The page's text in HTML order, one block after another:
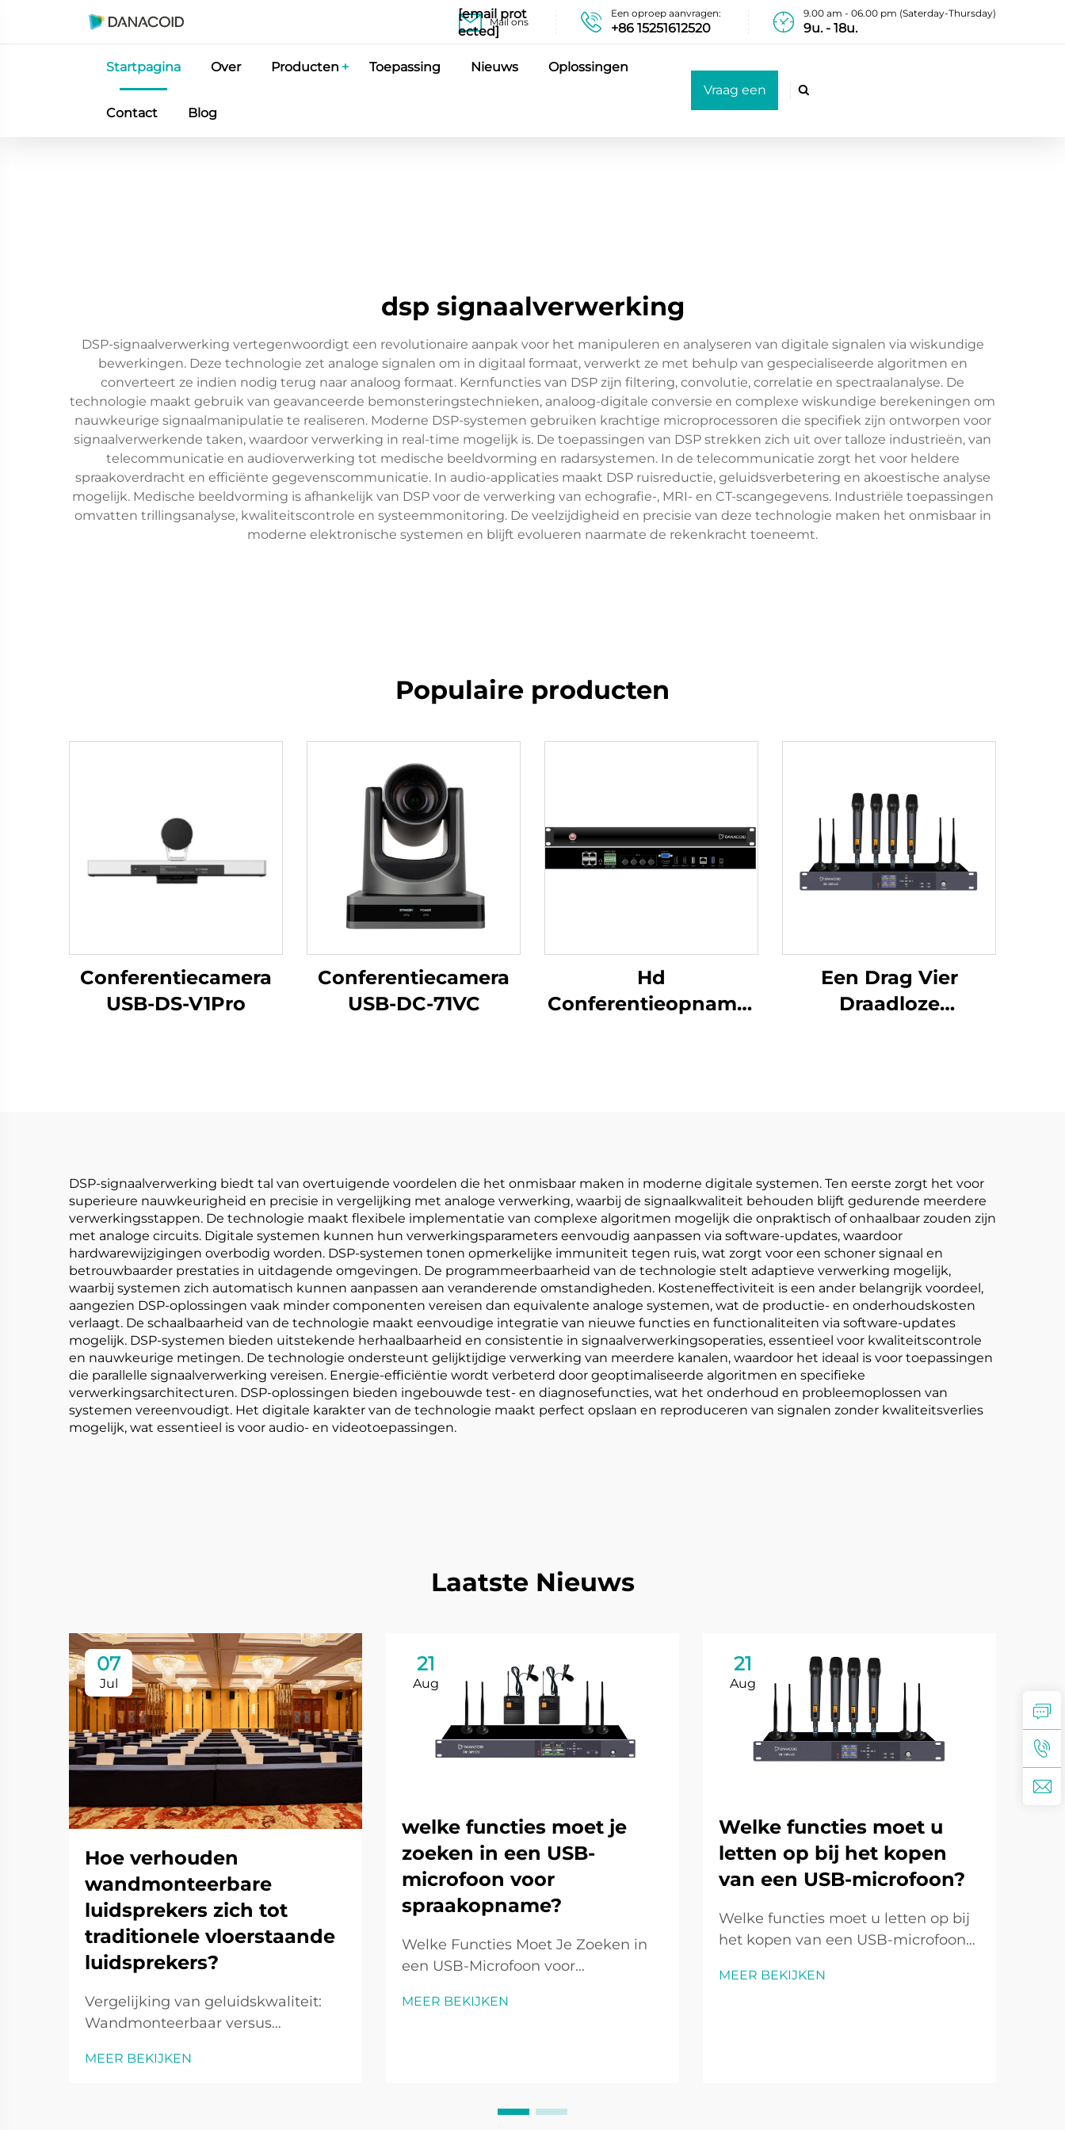
Mail ons
[email prot
ected]
Een oproep aanvragen:
+86 15251612520
9.00 am - 06.00 pm (Saterday-Thursday)
9u. - 18u.
Startpagina Over Producten Toepassing Nieuws Oplossingen
Contact Blog
Vraag een 
dsp signaalverwerking
DSP-signaalverwerking vertegenwoordigt een revolutionaire aanpak voor het manipuleren en analyseren van digitale signalen via wiskundige
bewerkingen. Deze technologie zet analoge signalen om in digitaal formaat, verwerkt ze met behulp van gespecialiseerde algoritmen en
converteert ze indien nodig terug naar analoog formaat. Kernfuncties van DSP zijn filtering, convolutie, correlatie en spectraalanalyse. De
technologie maakt gebruik van geavanceerde bemonsteringstechnieken, analoog-digitale conversie en complexe wiskundige berekeningen om
nauwkeurige signaalmanipulatie te realiseren. Moderne DSP-systemen gebruiken krachtige microprocessoren die specifiek zijn ontworpen voor
signaalverwerkende taken, waardoor verwerking in real-time mogelijk is. De toepassingen van DSP strekken zich uit over talloze industrieën, van
telecommunicatie en audioverwerking tot medische beeldvorming en radarsystemen. In de telecommunicatie zorgt het voor heldere
spraakoverdracht en efficiënte gegevenscommunicatie. In audio-applicaties maakt DSP ruisreductie, geluidsverbetering en akoestische analyse
mogelijk. Medische beeldvorming is afhankelijk van DSP voor de verwerking van echografie-, MRI- en CT-scangegevens. Industriële toepassingen
omvatten trillingsanalyse, kwaliteitscontrole en systeemmonitoring. De veelzijdigheid en precisie van deze technologie maken het onmisbaar in
moderne elektronische systemen en blijft evolueren naarmate de rekenkracht toeneemt.
Populaire producten
Conferentiecamera
USB-DS-V1Pro
Conferentiecamera
USB-DC-71VC
Hd
Conferentieopname-
Een Drag Vier
Draadloze
DSP-signaalverwerking biedt tal van overtuigende voordelen die het onmisbaar maken in moderne digitale systemen. Ten eerste zorgt het voor
superieure nauwkeurigheid en precisie in vergelijking met analoge verwerking, waarbij de signaalkwaliteit behouden blijft gedurende meerdere
verwerkingsstappen. De technologie maakt flexibele implementatie van complexe algoritmen mogelijk die onpraktisch of onhaalbaar zouden zijn
met analoge circuits. Digitale systemen kunnen hun verwerkingsparameters eenvoudig aanpassen via software-updates, waardoor
hardwarewijzigingen overbodig worden. DSP-systemen tonen opmerkelijke immuniteit tegen ruis, wat zorgt voor een schoner signaal en
betrouwbaarder prestaties in uitdagende omgevingen. De programmeerbaarheid van de technologie stelt adaptieve verwerking mogelijk,
waarbij systemen zich automatisch kunnen aanpassen aan veranderende omstandigheden. Kosteneffectiviteit is een ander belangrijk voordeel,
aangezien DSP-oplossingen vaak minder componenten vereisen dan equivalente analoge systemen, wat de productie- en onderhoudskosten
verlaagt. De schaalbaarheid van de technologie maakt eenvoudige integratie van nieuwe functies en functionaliteiten via software-updates
mogelijk. DSP-systemen bieden uitstekende herhaalbaarheid en consistentie in signaalverwerkingsoperaties, essentieel voor kwaliteitscontrole
en nauwkeurige metingen. De technologie ondersteunt gelijktijdige verwerking van meerdere kanalen, waardoor het ideaal is voor toepassingen
die parallelle signaalverwerking vereisen. Energie-efficiëntie wordt verbeterd door geoptimaliseerde algoritmen en specifieke
verwerkingsarchitecturen. DSP-oplossingen bieden ingebouwde test- en diagnosefuncties, wat het onderhoud en probleemoplossen van
systemen vereenvoudigt. Het digitale karakter van de technologie maakt perfect opslaan en reproduceren van signalen zonder kwaliteitsverlies
mogelijk, wat essentieel is voor audio- en videotoepassingen.
Laatste Nieuws
07
Jul
Hoe verhouden
wandmonteerbare
luidsprekers zich tot
traditionele vloerstaande
luidsprekers?
Vergelijking van geluidskwaliteit:
Wandmonteerbaar versus
voordeel van vloerstaande
MEER BEKIJKEN
21
Aug
welke functies moet je
zoeken in een USB-
microfoon voor
spraakopname?
Welke Functies Moet Je Zoeken in
een USB-Microfoon voor
Microfoons voor Spraakopname
onderwijs, gam...
MEER BEKIJKEN
21
Aug
Welke functies moet u
letten op bij het kopen
van een USB-microfoon?
Welke functies moet u letten op bij
het kopen van een USB-microfoon?
afgelopen tien jaar is de USB-
MEER BEKIJKEN